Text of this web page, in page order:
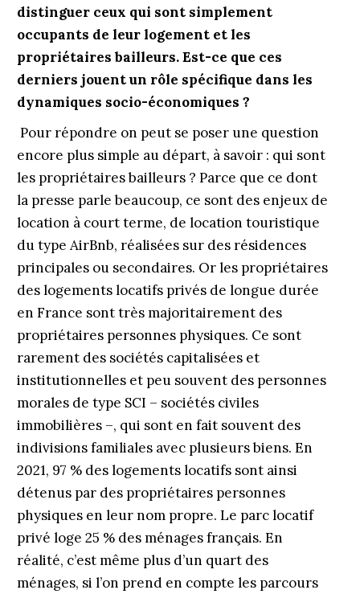
distinguer ceux qui sont simplement
occupants de leur logement et les
propriétaires bailleurs. Est-ce que ces
derniers jouent un rôle spécifique dans les
dynamiques socio-économiques ?
Pour répondre on peut se poser une question
encore plus simple au départ, à savoir : qui sont
les propriétaires bailleurs ? Parce que ce dont
la presse parle beaucoup, ce sont des enjeux de
location à court terme, de location touristique
du type AirBnb, réalisées sur des résidences
principales ou secondaires. Or les propriétaires
des logements locatifs privés de longue durée
en France sont très majoritairement des
propriétaires personnes physiques. Ce sont
rarement des sociétés capitalisées et
institutionnelles et peu souvent des personnes
morales de type SCI – sociétés civiles
immobilières –, qui sont en fait souvent des
indivisions familiales avec plusieurs biens. En
2021, 97 % des logements locatifs sont ainsi
détenus par des propriétaires personnes
physiques en leur nom propre. Le parc locatif
privé loge 25 % des ménages français. En
réalité, c’est même plus d’un quart des
ménages, si l’on prend en compte les parcours